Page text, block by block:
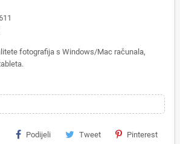
fotografija s Windows/Mac računala,
Podijeli Tweet Pinterest